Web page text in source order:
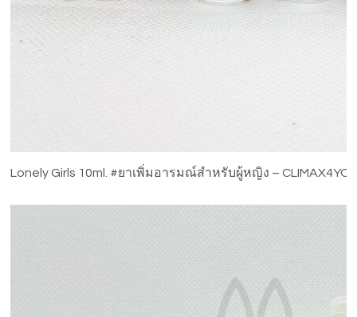
Lonely Girls 10ml. #ยาเพิ่มอารมณ์สำหรับผู้หญิง –